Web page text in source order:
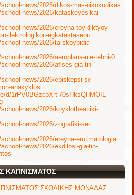
news/2025/dikos-mas-oikokodikas
news/2026/kataskeyes-kai-
news/2026/ereyna-toy-diktyoy-
ilektrologikon-egkatastaseon
news/2026/ta-skoypidia-
news/2026/aeroplana-me-tehni-0
news/2026/afises-gia-tin-
news/2026/episkepsi-se-
anakyklosi
d/1rPV0BGzqpXrti70sHksQHMOIL-
news/2026/koyklotheatriki-
news/2026/zografiki-se-
news/2026/ereyna-erotimatologia
news/2026/ekdilosi-gia-tin-
ΚΑΠΝΙΣΜΑΤΟΣ
ΣΧΟΛΙΚΗΣ ΜΟΝΑΔΑΣ